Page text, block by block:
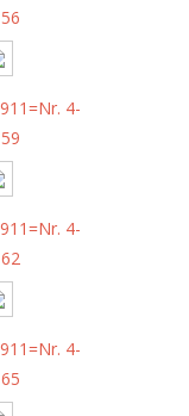
4-
4-
4-